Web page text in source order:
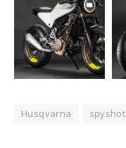
Husqvarna spyshot